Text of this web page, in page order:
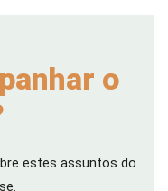
o
estes assuntos do